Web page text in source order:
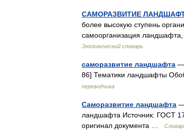
САМОРАЗВИТИЕ
более высокую ступень
самоорганизация
Экологический словарь
саморазвитие ландшафта —
86] Тематики ландшафты
переводчика
Саморазвитие ландшафта —
ландшафта Источник: ГОСТ
оригинал документа …